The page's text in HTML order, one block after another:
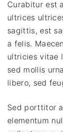
Curabitur est
ultrices
sagittis, est
a felis.
ultricies vitae
sed mollis
libero, sed
Sed porttitor
elementum